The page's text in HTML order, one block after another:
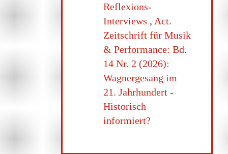
Reflexions-
Interviews , Act.
Zeitschrift für Musik
& Performance: Bd.
14 Nr. 2 (2026):
Wagnergesang im
21. Jahrhundert -
Historisch
informiert?